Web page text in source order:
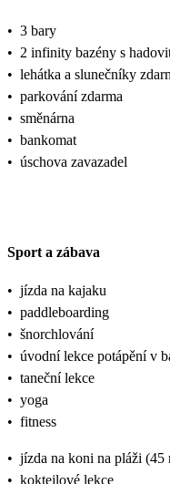
• 3 bary
• 2 infinity bazény s
• lehátka a slunečníky
• parkování zdarma
• směnárna
• bankomat
• úschova zavazadel
Sport a zábava
• jízda na kajaku
• paddleboarding
• šnorchlování
• úvodní lekce potápění v
• taneční lekce
• yoga
• fitness
• jízda na koni na pláži
• koktejlové lekce